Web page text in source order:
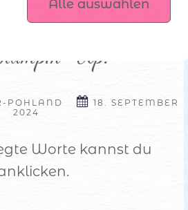
Zierschleife
Up!
POHLAND
18. SEPTEMBER
2024
Worte kannst du
Alle auswählen